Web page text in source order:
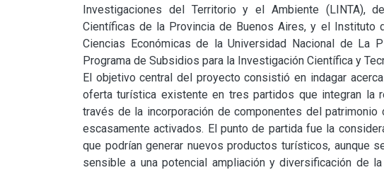
Investigaciones del Territorio y el Ambiente (LINTA),
Científicas de la Provincia de Buenos Aires, y el Instituto
Ciencias Económicas de la Universidad Nacional de La
Programa de Subsidios para la Investigación Científica y
El objetivo central del proyecto consistió en indagar
oferta turística existente en tres partidos que integran la
través de la incorporación de componentes del
escasamente activados. El punto de partida fue la
que podrían generar nuevos productos turísticos, aunque
sensible a una potencial ampliación y diversificación de